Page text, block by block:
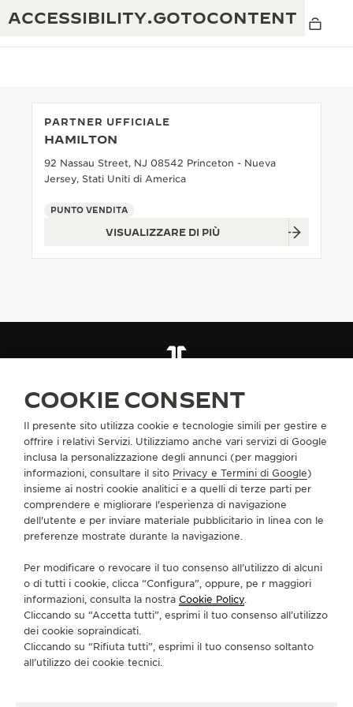
ACCESSIBILITY.GOTOCONTENT
IL REVERSO 1931 CAFÉ
MOSTRA “THE PERPETUAL
THE STELLAR ODYSSEY
THE PRECISION PIONEER
VEDERE TUTTI GLI EVENTI
ECCELLENZA: OLTRE 190 ANNI DI TRADIZIONE
INGEGNO: OLTRE 1.400 CALIBRI
MAESTRIA: 108 MESTIERI
PARTNER UFFICIALE
HAMILTON
92 Nassau Street, NJ 08542 Princeton - Nueva
Jersey, Stati Uniti di America
PUNTO VENDITA
VISUALIZZARE DI PIÙ
STATI UNITI PRINCETON
CI SEGUA
VAI ALLA PAGINA INSTAGRAM DI JAEGER-
VAI ALLA PAGINA LINKEDIN DI JAEGER-
VAI ALLA PAGINA FACEBOOK DI
VAI ALLA PAGINA YOUTUBE
VAI ALLA PAGINA
VAI ALLA PAGINA
ISCRIVERSI ALLA NEWSLETTER
INFORMAZIONI SU DI NOI
SERVIZI
CONTATTI
COOKIE CONSENT
Il presente sito utilizza cookie e tecnologie simili per gestire e
offrire i relativi Servizi. Utilizziamo anche vari servizi di Google
inclusa la personalizzazione degli annunci (per maggiori
informazioni, consultare il sito Privacy e Termini di Google)
insieme ai nostri cookie analitici e a quelli di terze parti per
comprendere e migliorare l'esperienza di navigazione
dell'utente e per inviare materiale pubblicitario in linea con le
preferenze mostrate durante la navigazione.
Per modificare o revocare il tuo consenso all’utilizzo di alcuni
o di tutti i cookie, clicca “Configura”, oppure, pe r maggiori
informazioni, consulta la nostra Cookie Policy.
Cliccando su “Accetta tutti”, esprimi il tuo consenso all’utilizzo
dei cookie sopraindicati.
Cliccando su “Rifiuta tutti”, esprimi il tuo consenso soltanto
all’utilizzo dei cookie tecnici.